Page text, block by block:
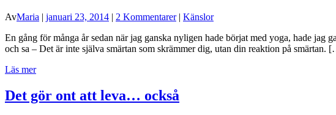
AvMaria | januari 23, 2014 | 2 Kommentarer| Känslor
En gång för många år sedan när jag ganska nyligen hade börjat med yoga, hade
och sa – Det är inte själva smärtan som skrämmer dig, utan din reaktion på smärtan.
Läs mer
Det gör ont att leva… också